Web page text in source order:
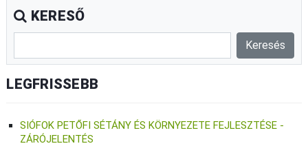
KERESŐ
LEGFRISSEBB
SIÓFOK PETŐFI SÉTÁNY ÉS KÖRNYEZETE FEJLESZTÉSE -
ZÁRÓJELENTÉS